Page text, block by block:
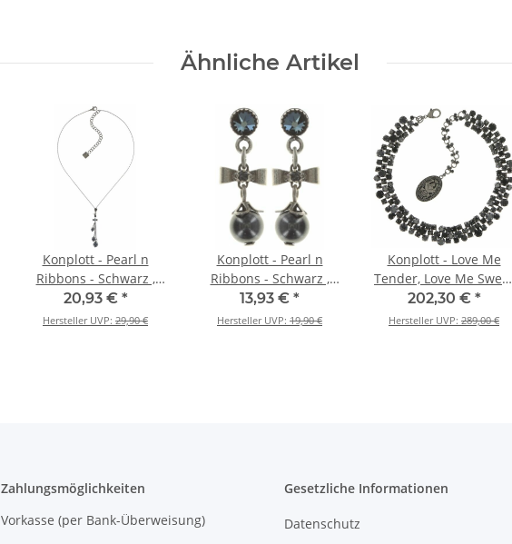
Ähnliche Artikel
Konplott - Pearl n
Ribbons - Schwarz ,
Antiksilber, Halskette
mit Anhänger
20,93 € *
Hersteller UVP: 29,90 €
Konplott - Pearl n
Ribbons - Schwarz ,
Antiksilber, Ohrringe
mit Stecker
13,93 € *
Hersteller UVP: 19,90 €
Konplott - Love Me
Tender, Love Me Sweet
- Schwarz , Antiksilber,
Halskette
202,30 € *
Hersteller UVP: 289,00 €
Zahlungsmöglichkeiten
Vorkasse (per Bank-Überweisung)
Gesetzliche Informationen
Datenschutz